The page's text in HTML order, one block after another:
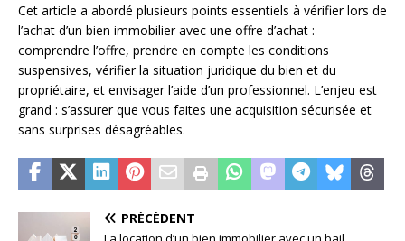
Cet article a abordé plusieurs points essentiels à vérifier lors de
l’achat d’un bien immobilier avec une offre d’achat :
comprendre l’offre, prendre en compte les conditions
suspensives, vérifier la situation juridique du bien et du
propriétaire, et envisager l’aide d’un professionnel. L’enjeu est
grand : s’assurer que vous faites une acquisition sécurisée et
sans surprises désagréables.
PRÉCÉDENT